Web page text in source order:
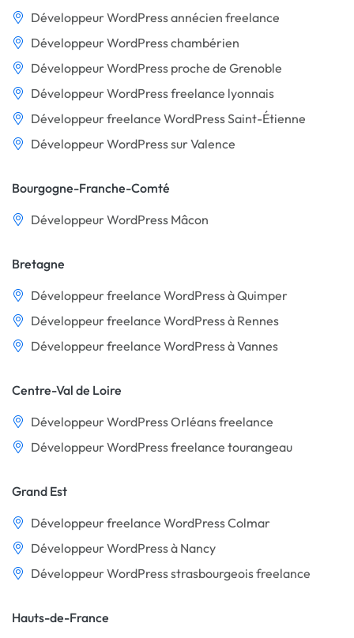
Développeur WordPress annécien freelance
Développeur WordPress chambérien
Développeur WordPress proche de Grenoble
Développeur WordPress freelance lyonnais
Développeur freelance WordPress Saint-Étienne
Développeur WordPress sur Valence
Bourgogne-Franche-Comté
Développeur WordPress Mâcon
Bretagne
Développeur freelance WordPress à Quimper
Développeur freelance WordPress à Rennes
Développeur freelance WordPress à Vannes
Centre-Val de Loire
Développeur WordPress Orléans freelance
Développeur WordPress freelance tourangeau
Grand Est
Développeur freelance WordPress Colmar
Développeur WordPress à Nancy
Développeur WordPress strasbourgeois freelance
Hauts-de-France